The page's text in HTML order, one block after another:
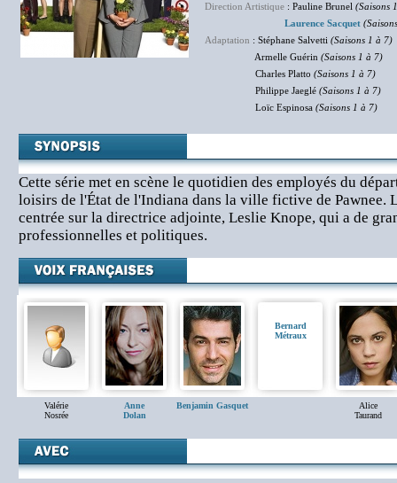
Direction Artistique : Pauline Brunel (Saisons
Laurence Sacquet
Adaptation : Stéphane Salvetti (Saisons 1 à 7)
Armelle Guérin (Saisons 1 à 7)
Charles Platto (Saisons 1 à 7)
Philippe Jaeglé (Saisons 1 à 7)
Loïc Espinosa (Saisons 1 à 7)
Cette série met en scène le quotidien des employés du
loisirs de l'État de l'Indiana dans la ville fictive de Pawnee.
centrée sur la directrice adjointe, Leslie Knope, qui a de
professionnelles et politiques.
Valérie
Nosrée
Anne
Dolan
Benjamin Gasquet
Bernard
Métraux
Alice
Taurand